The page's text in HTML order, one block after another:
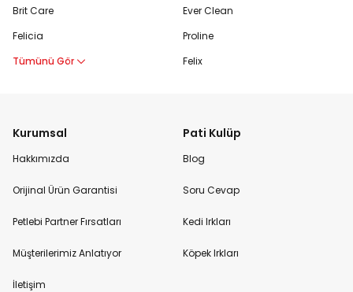
Brit Care
Felicia
Tümünü Gör
Ever Clean
Proline
Felix
Kurumsal
Hakkımızda
Orijinal Ürün Garantisi
Petlebi Partner Fırsatları
Müşterilerimiz Anlatıyor
İletişim
Pati Kulüp
Blog
Soru Cevap
Kedi Irkları
Köpek Irkları